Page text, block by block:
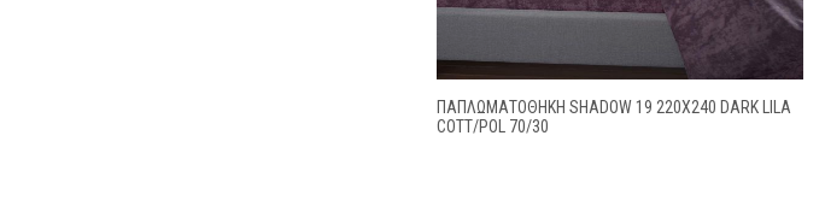
ΠΑΠΛΩΜΑΤΟΘΗΚΗ SHADOW 19 220X240 DARK LILA
COTT/POL 70/30